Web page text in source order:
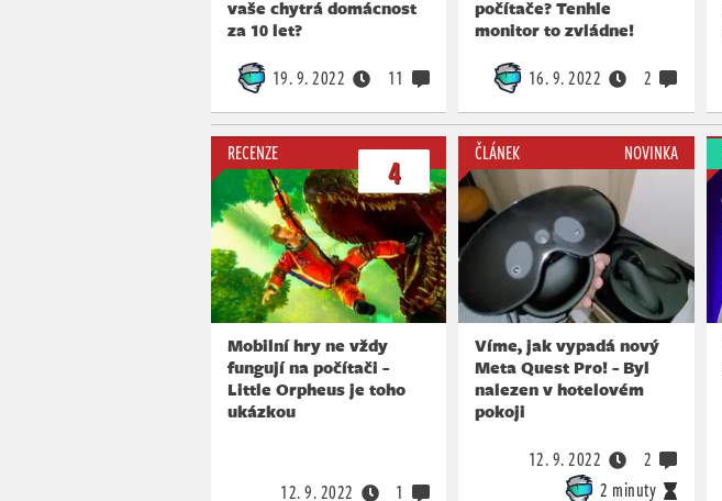
vaše chytrá domácnost
za 10 let?
19. 9. 2022 11
počítače? Tenhle
monitor to zvládne!
16. 9. 2022 2
RECENZE 4
Mobilní hry ne vždy
fungují na počítači -
Little Orpheus je toho
ukázkou
12. 9. 2022 1
ČLÁNEK NOVINKA
Víme, jak vypadá nový
Meta Quest Pro! - Byl
nalezen v hotelovém
pokoji
2 minuty
12. 9. 2022 2